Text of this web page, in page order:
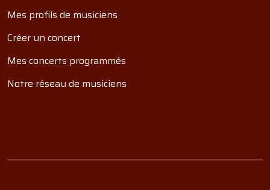
Mes profils de musiciens
Créer un concert
Mes concerts programmés
Notre réseau de musiciens